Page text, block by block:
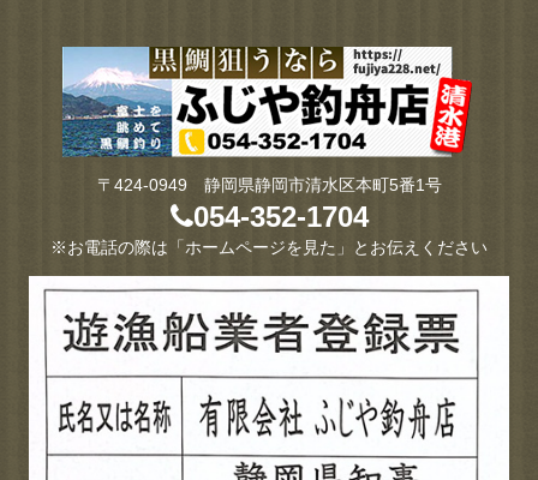
〒424-0949 静岡県静岡市清水区本町5番1号
054-352-1704
※お電話の際は「ホームページを見た」とお伝えください